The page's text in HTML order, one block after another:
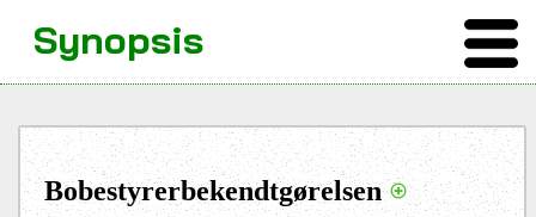
Bobestyrerbekendtgørelsen
Synopsis